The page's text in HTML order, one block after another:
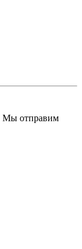
Мы отправим